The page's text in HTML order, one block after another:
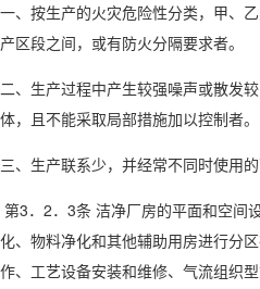
一、按生产的火灾危险性分类，甲、
产区段之间，或有防火分隔要求者。
二、生产过程中产生较强噪声或散发
体，且不能采取局部措施加以控制者。
三、生产联系少，并经常不同时使用的
第3．2．3条 洁净厂房的平面和空间
化、物料净化和其他辅助用房进行分
作、工艺设备安装和维修、气流组织